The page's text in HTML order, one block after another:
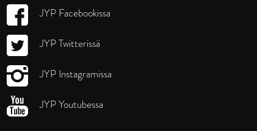
JYP Facebookissa
JYP Twitterissä
JYP Instagramissa
JYP Youtubessa